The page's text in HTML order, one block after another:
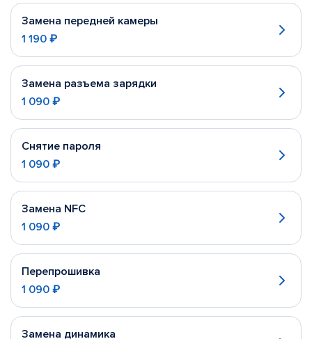
Замена передней камеры
1 190 ₽
Замена разъема зарядки
1 090 ₽
Снятие пароля
1 090 ₽
Замена NFC
1 090 ₽
Перепрошивка
1 090 ₽
Замена динамика